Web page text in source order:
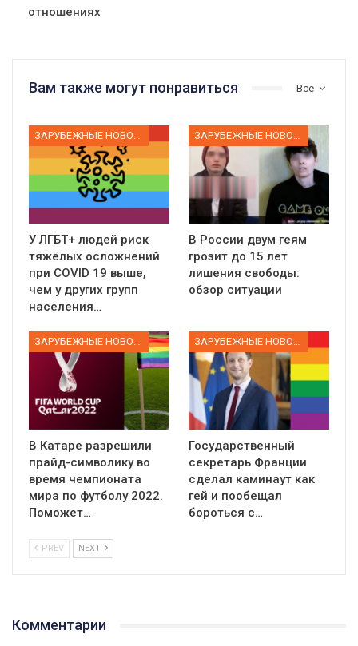
отношениях
Все
Вам также могут понравиться
У ЛГБТ+ людей риск
тяжёлых осложнений
при COVID 19 выше,
чем у других групп
населения…
В России двум геям
грозит до 15 лет
лишения свободы:
обзор ситуации
ЗАРУБЕЖНЫЕ НОВОСТИ
В Катаре разрешили
прайд-символику во
время чемпионата
мира по футболу 2022.
Поможет…
ЗАРУБЕЖНЫЕ НОВОСТИ
Государственный
секретарь Франции
сделал каминаут как
гей и пообещал
бороться с…
PREV NEXT
Комментарии